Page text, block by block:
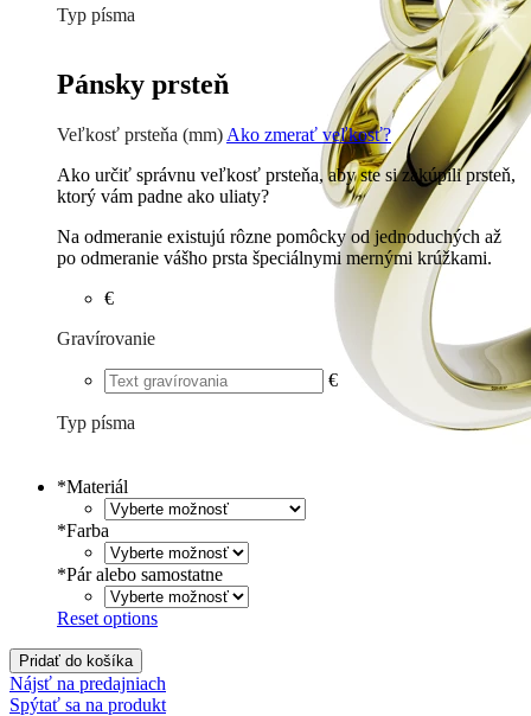
Typ písma
Písané €
Pánsky prsteň
Veľkosť prsteňa (mm) Ako zmerať veľkosť?
Ako určiť správnu veľkosť prsteňa, aby ste si zakúpili prsteň,
ktorý vám padne ako uliaty?
Na odmeranie existujú rôzne pomôcky od jednoduchých až
po odmeranie vášho prsta špeciálnymi mernými krúžkami.
€
Gravírovanie
€
Typ písma
*Materiál
*Farba
*Pár alebo samostatne
Reset options
Pridať do košíka
Nájsť na predajniach
Spýtať sa na produkt